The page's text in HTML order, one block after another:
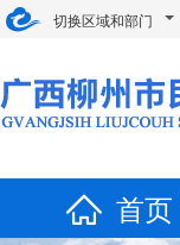
切换区域和部门
首页